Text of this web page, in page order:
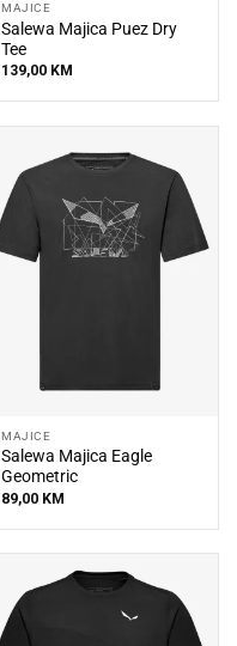
MAJICE
Salewa Majica Puez Dry
Tee
139,00 KM
MAJICE
Salewa Majica Eagle
Geometric
89,00 KM